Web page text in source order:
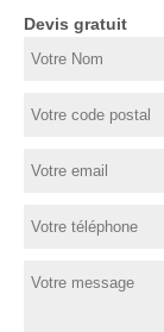
Devis gratuit